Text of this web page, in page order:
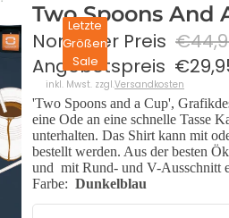
Letzte
Größen
Sale
Two Spoons And
Normaler Preis
Angebotspreis
inkl. Mwst. zzgl.Versandkosten
'Two Spoons and a Cup',
eine Ode an eine schnelle Tasse
unterhalten. Das Shirt kann mit
bestellt werden. Aus der besten
und mit Rund- und V-Ausschnitt
Farbe: Dunkelblau